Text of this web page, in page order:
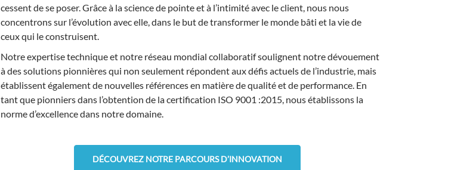
cessent de se poser. Grâce à la science de pointe et à l’intimité avec le client, nous nous
concentrons sur l’évolution avec elle, dans le but de transformer le monde bâti et la vie de
ceux qui le construisent.
Notre expertise technique et notre réseau mondial collaboratif soulignent notre dévouement
à des solutions pionnières qui non seulement répondent aux défis actuels de l’industrie, mais
établissent également de nouvelles références en matière de qualité et de performance. En
tant que pionniers dans l’obtention de la certification ISO 9001 :2015, nous établissons la
norme d’excellence dans notre domaine.
DÉCOUVREZ NOTRE PARCOURS D’INNOVATION